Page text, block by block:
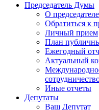
Председатель Думы
О
Обратиться к
Личный прием
План
Ежегодный
Актуальный
Иные отчеты
Депутаты
Ваш Депутат